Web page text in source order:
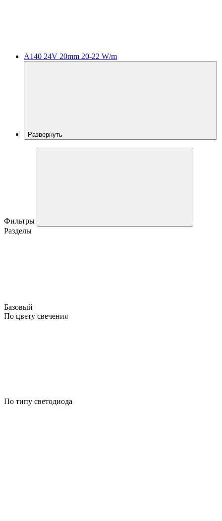
A140 24V 20mm 20-22 W/m
Развернуть
Фильтры
Разделы
Базовый
По цвету свечения
По типу светодиода